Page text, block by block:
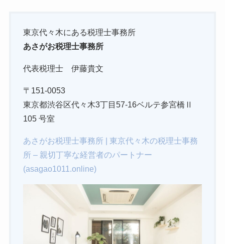
東京代々木にある税理士事務所
あさがお税理士事務所
代表税理士 伊藤貴文
〒151-0053
東京都渋谷区代々木3丁目57-16ベルテ参宮橋Ⅱ
105 号室
あさがお税理士事務所 | 東京代々木の税理士事務
所 – 親切丁寧な経営者のパートナー
(asagao1011.online)